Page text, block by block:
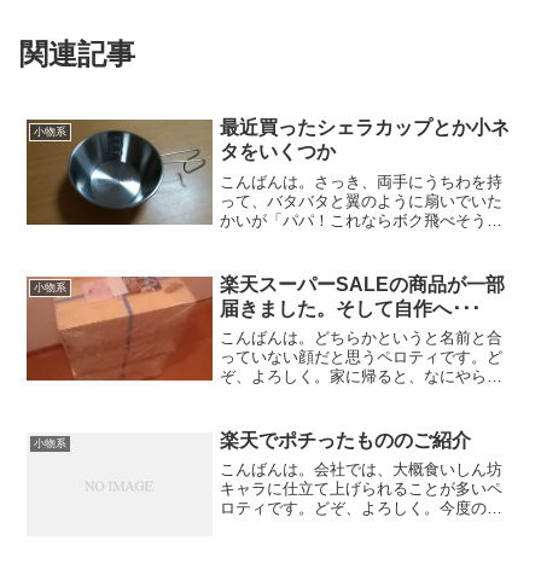
関連記事
小物系
最近買ったシェラカップとか小ネ
タをいくつか
こんばんは。さっき、両手にうちわを持
って、バタバタと翼のように扇いでいた
かいが「パパ！これならボク飛べそうな
ペロティです。どぞ、よろしく。もう2年
生なんですけどね・・・...
小物系
楽天スーパーSALEの商品が一部
届きました。そして自作へ･･･
こんばんは。どちらかというと名前と合
っていない顔だと思うペロティです。ど
ぞ、よろしく。家に帰ると、なにやらで
いたようです。このでかいのが何かとい
うのは、ちょっと置い...
小物系 楽天でポチったもののご紹介
こんばんは。会社では、大概食いしん坊
キャラに仕立て上げられることが多いペ
ロティです。どぞ、よろしく。今度の土